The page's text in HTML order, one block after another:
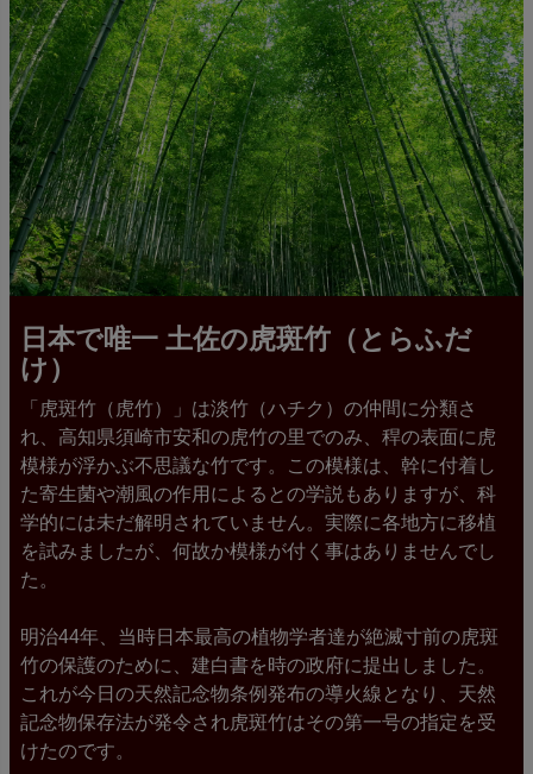
日本で唯一 土佐の虎斑竹（とらふだ
け）
「虎斑竹（虎竹）」は淡竹（ハチク）の仲間に分類さ
れ、高知県須崎市安和の虎竹の里でのみ、稈の表面に虎
模様が浮かぶ不思議な竹です。この模様は、幹に付着し
た寄生菌や潮風の作用によるとの学説もありますが、科
学的には未だ解明されていません。実際に各地方に移植
を試みましたが、何故か模様が付く事はありませんでし
た。
明治44年、当時日本最高の植物学者達が絶滅寸前の虎斑
竹の保護のために、建白書を時の政府に提出しました。
これが今日の天然記念物条例発布の導火線となり、天然
記念物保存法が発令され虎斑竹はその第一号の指定を受
けたのです。